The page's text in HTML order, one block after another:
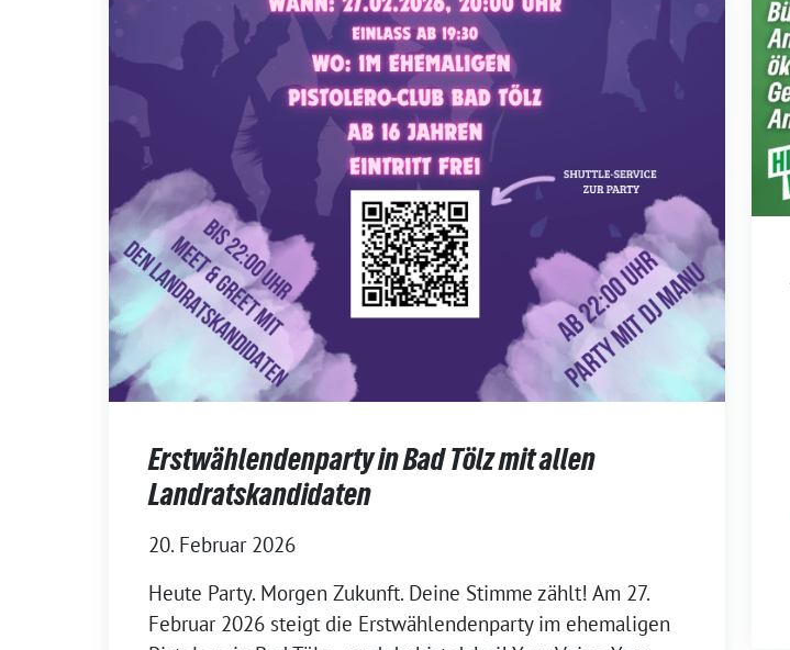
Erstwählendenparty in Bad Tölz mit allen
Landratskandidaten
20. Februar 2026
Heute Party. Morgen Zukunft. Deine Stimme zählt! Am 27.
Februar 2026 steigt die Erstwählendenparty im ehemaligen